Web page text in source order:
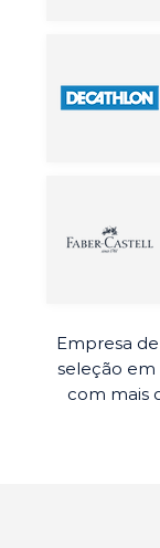
Empresa
seleção em
com mais